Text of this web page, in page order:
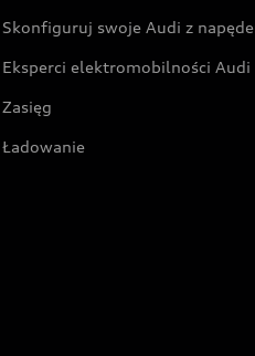
Skonfiguruj swoje Audi z
Eksperci elektromobilności Audi
Zasięg
Ładowanie